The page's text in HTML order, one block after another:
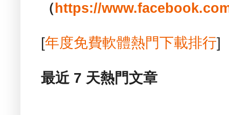
（ https://
[年度免費軟體熱門下載排行]
最近 7 天熱門文章